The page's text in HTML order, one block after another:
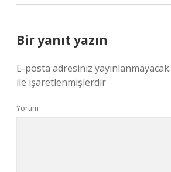
Bir yanıt yazın
E-posta adresiniz yayınlanmayacak.
ile işaretlenmişlerdir
Yorum